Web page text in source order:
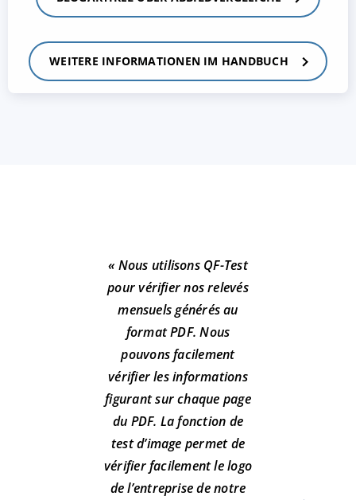
WEITERE INFORMATIONEN IM HANDBUCH
« Nous utilisons QF-Test
pour vérifier nos relevés
mensuels générés au
format PDF. Nous
pouvons facilement
vérifier les informations
figurant sur chaque page
du PDF. La fonction de
test d’image permet de
vérifier facilement le logo
de l’entreprise de notre